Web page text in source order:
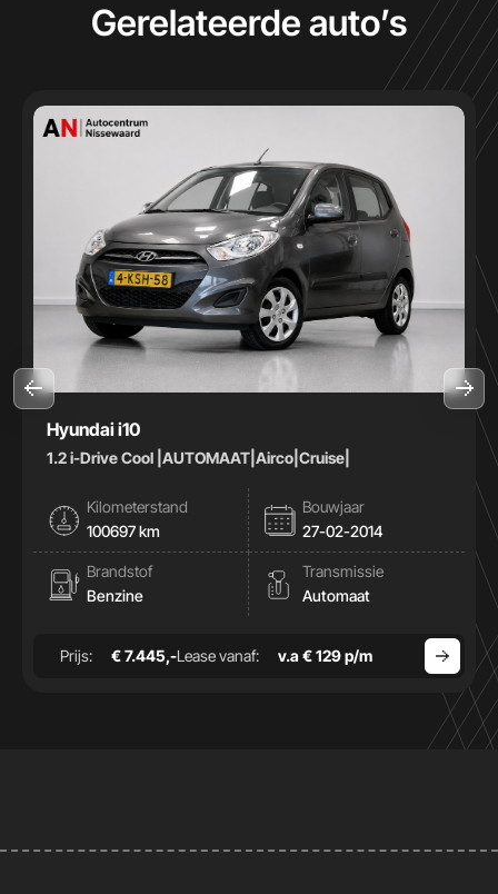
Gerelateerde auto’s
Hyundai i10
1.2 i-Drive Cool |AUTOMAAT|Airco|Cruise|
Kilometerstand
100697 km
Bouwjaar
27-02-2014
Brandstof
Benzine
Transmissie
Automaat
Prijs: € 7.445,-Lease vanaf: v.a € 129 p/m